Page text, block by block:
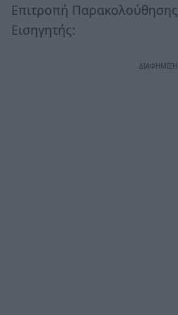
Επιτροπή Παρακολούθησης
Εισηγητής: